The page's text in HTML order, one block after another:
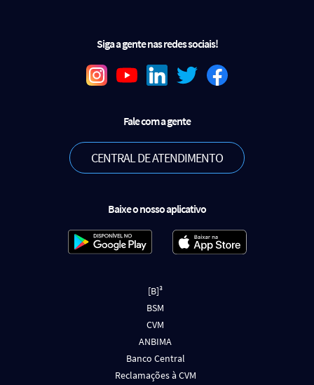
Siga a gente nas redes sociais!
Fale com a gente
CENTRAL DE ATENDIMENTO
Baixe o nosso aplicativo
[B]³
BSM
CVM
ANBIMA
Banco Central
Reclamações à CVM